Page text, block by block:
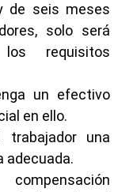
de seis meses
solo será
requisitos
un efectivo
en ello.
una
adecuada.